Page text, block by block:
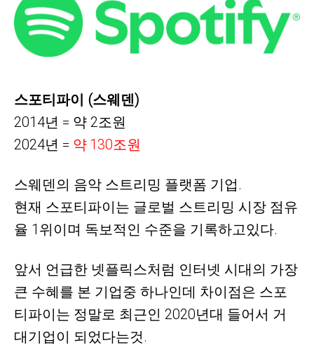
스포티파이 (스웨덴)
2014년 = 약 2조원
2024년 = 약 130조원
스웨덴의 음악 스트리밍 플랫폼 기업.
현재 스포티파이는 글로벌 스트리밍 시장 점유
율 1위이며 독보적인 수준을 기록하고있다.
앞서 언급한 넷플릭스처럼 인터넷 시대의 가장
큰 수혜를 본 기업중 하나인데 차이점은 스포
티파이는 정말로 최근인 2020년대 들어서 거
대기업이 되었다는것.